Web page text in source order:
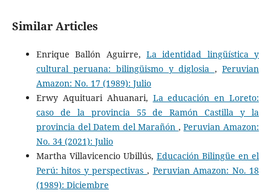
Similar Articles
Enrique Ballón Aguirre, La identidad lingüística y
cultural peruana: bilingüismo y diglosia ,Peruvian
Amazon: No. 17 (1989): Julio
Erwy Aquituari Ahuanari, La educación en Loreto:
caso de la provincia 55 de Ramón Castilla y la
provincia del Datem del Marañón ,Peruvian Amazon:
No. 34 (2021): Julio
Martha Villavicencio Ubillús, Educación Bilingüe en el
Perú: hitos y perspectivas , Peruvian Amazon: No. 18
(1989): Diciembre